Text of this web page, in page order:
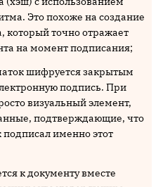
Это похоже на создание
который точно отражает
на момент подписания;
шифруется закрытым
подпись. При
визуальный элемент,
подтверждающие, что
подписал именно этот
к документу вместе